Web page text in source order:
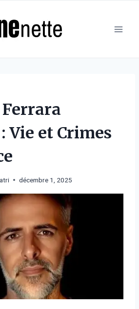
Vie et Crimes
décembre 1, 2025